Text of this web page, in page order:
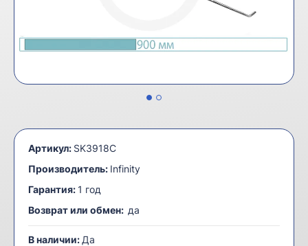
Артикул: SK3918C
Производитель: Infinity
Гарантия: 1 год
Возврат или обмен: да
В наличии: Да